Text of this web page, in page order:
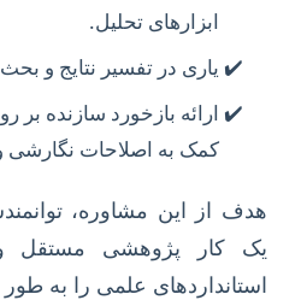
ابزارهای تحلیل.
یاری در تفسیر نتایج و
ارائه بازخورد سازنده بر
کمک به اصلاحات نگارشی
هدف از این مشاوره،
یک کار پژوهشی مستقل
استانداردهای علمی را به